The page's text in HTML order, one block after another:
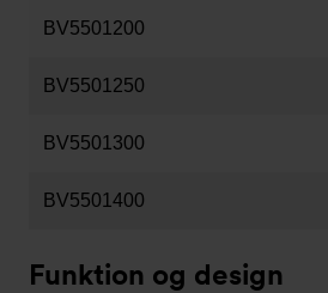
BV5501200
BV5501250
BV5501300
BV5501400
Funktion og design